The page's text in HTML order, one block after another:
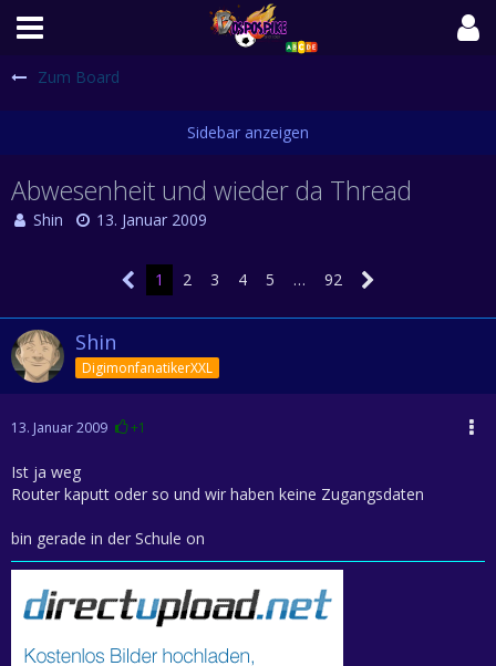
Zum Board
Abwesenheit und wieder da Thread
Shin 13. Januar 2009
1 2 3 4 5 … 92
Shin
DigimonfanatikerXXL
13. Januar 2009 +1
Ist ja weg
Router kaputt oder so und wir haben keine Zugangsdaten
bin gerade in der Schule on